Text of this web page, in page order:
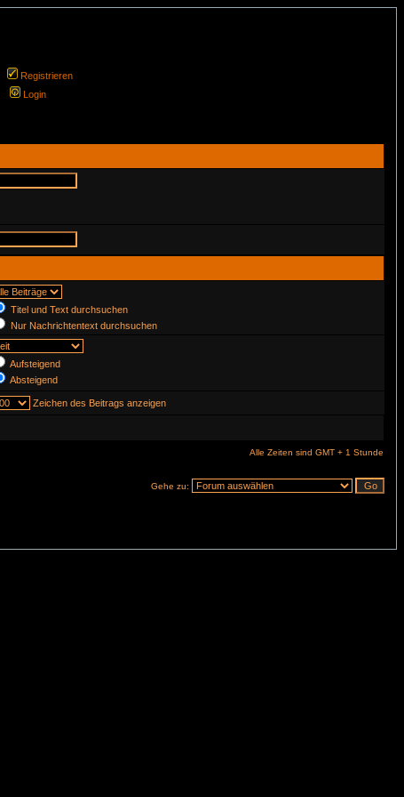
Registrieren
Login
Titel und Text durchsuchen
Nur Nachrichtentext durchsuchen
Aufsteigend
Absteigend
Zeichen des Beitrags anzeigen
Alle Zeiten sind GMT + 1 Stunde
Gehe zu: